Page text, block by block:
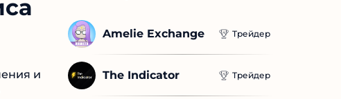
Amelie Exchange Трейдер
The Indicator Трейдер